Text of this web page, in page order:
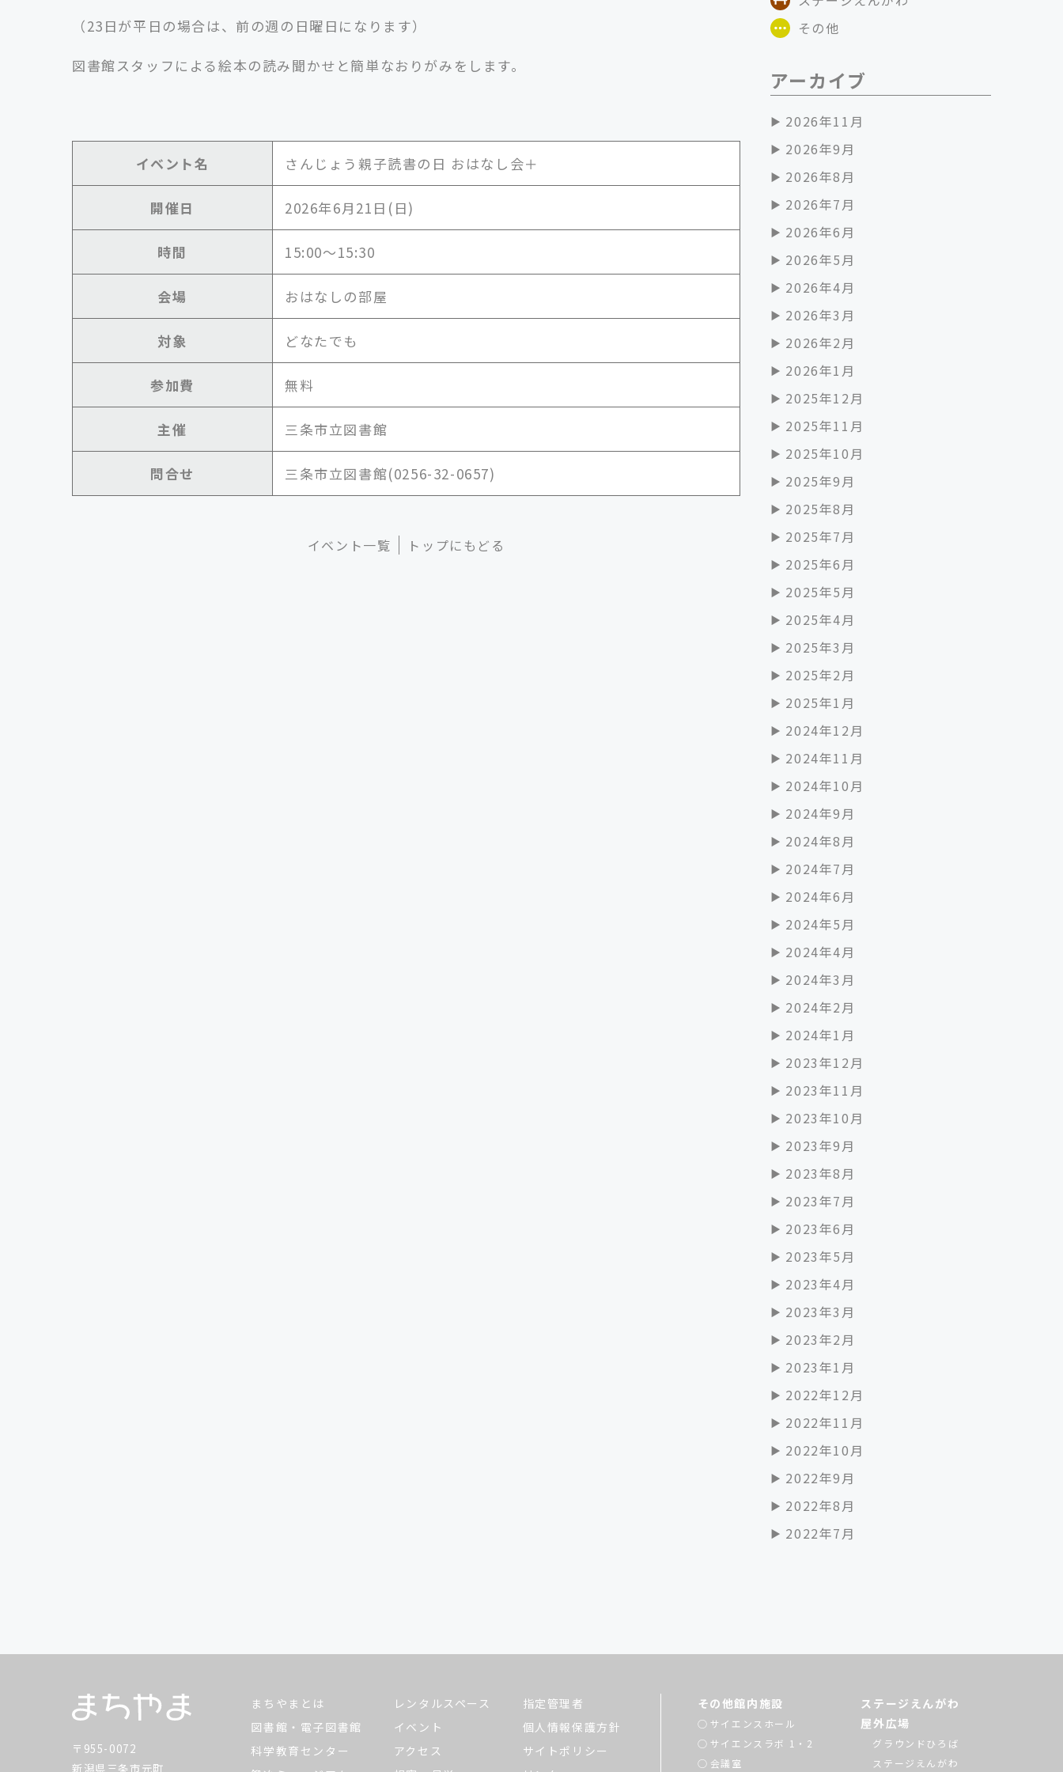
（23日が平日の場合は、前の週の日曜日になります）
図書館スタッフによる絵本の読み聞かせと簡単なおりがみをします。
イベント名 さんじょう親子読書の日 おはなし会＋
開催日 2026年6月21日(日)
時間 15:00～15:30
会場 おはなしの部屋
対象 どなたでも
参加費 無料
主催 三条市立図書館
問合せ 三条市立図書館(0256-32-0657)
イベント一覧 トップにもどる
その他
アーカイブ
2026年11月
2026年9月
2026年8月
2026年7月
2026年6月
2026年5月
2026年4月
2026年3月
2026年2月
2026年1月
2025年12月
2025年11月
2025年10月
2025年9月
2025年8月
2025年7月
2025年6月
2025年5月
2025年4月
2025年3月
2025年2月
2025年1月
2024年12月
2024年11月
2024年10月
2024年9月
2024年8月
2024年7月
2024年6月
2024年5月
2024年4月
2024年3月
2024年2月
2024年1月
2023年12月
2023年11月
2023年10月
2023年9月
2023年8月
2023年7月
2023年6月
2023年5月
2023年4月
2023年3月
2023年2月
2023年1月
2022年12月
2022年11月
2022年10月
2022年9月
2022年8月
2022年7月
〒955-0072
新潟県三条市元町
まちやまとは
図書館・電子図書館
科学教育センター
レンタルスペース
イベント
アクセス
指定管理者
個人情報保護方針
サイトポリシー
その他館内施設
サイエンスホール
サイエンスラボ 1・2
会議室
ステージえんがわ
屋外広場
グラウンドひろば
ステージえんがわ